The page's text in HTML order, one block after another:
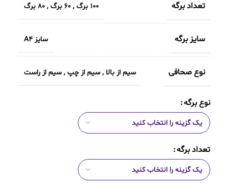
تعداد برگه 100 برگ , 60 برگ , 80 برگ
سایز برگه سایز A4
نوع صحافی سیم از بالا ,سیم از چپ ,سیم از راست
نوع برگه
تعداد برگه